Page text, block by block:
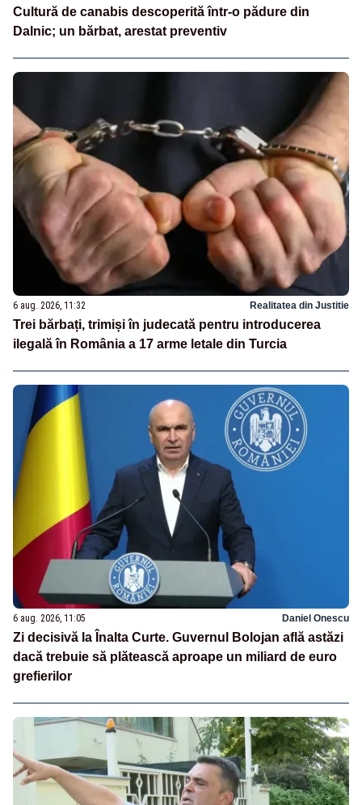
Cultură de canabis descoperită într-o pădure din
Dalnic; un bărbat, arestat preventiv
6 aug. 2026, 11:32 Realitatea din Justitie
Trei bărbați, trimiși în judecată pentru introducerea
ilegală în România a 17 arme letale din Turcia
6 aug. 2026, 11:05 Daniel Onescu
Zi decisivă la Înalta Curte. Guvernul Bolojan află astăzi
dacă trebuie să plătească aproape un miliard de euro
grefierilor